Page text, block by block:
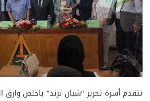
تتقدم أسرة تحرير “شبان ترند” باخلص وارق